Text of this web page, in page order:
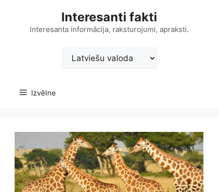
Interesanti fakti
Interesanta informācija, raksturojumi, apraksti.
Choose
Izvēlne